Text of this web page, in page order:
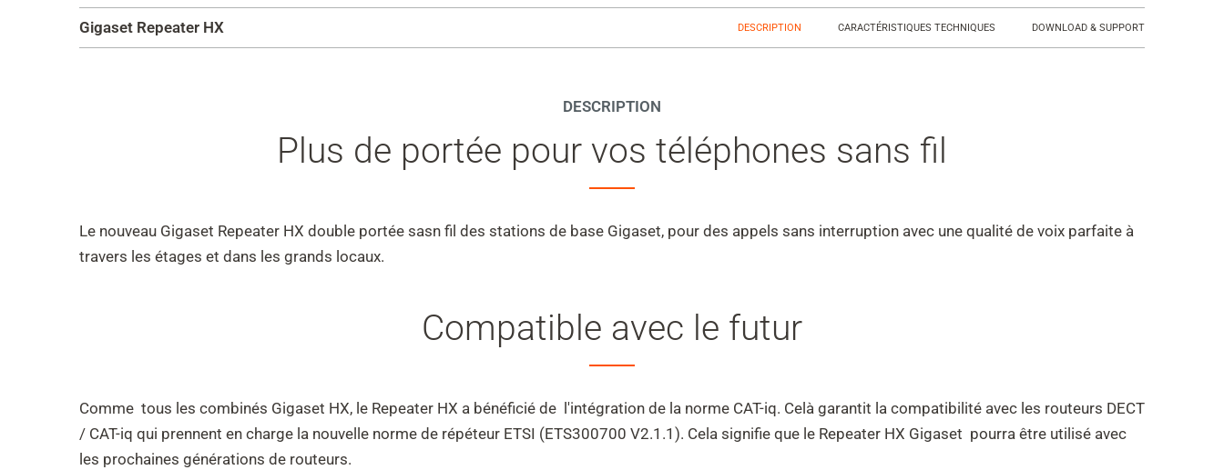
Gigaset Repeater HX DESCRIPTION CARACTÉRISTIQUES TECHNIQUES DOWNLOAD & SUPPORT
DESCRIPTION
Plus de portée pour vos téléphones sans fil
Le nouveau Gigaset Repeater HX double portée sasn fil des stations de base Gigaset, pour des appels sans interruption avec une qualité de voix parfaite à
travers les étages et dans les grands locaux.
Compatible avec le futur
Comme tous les combinés Gigaset HX, le Repeater HX a bénéficié de l'intégration de la norme CAT-iq. Celà garantit la compatibilité avec les routeurs DECT
/ CAT-iq qui prennent en charge la nouvelle norme de répéteur ETSI (ETS300700 V2.1.1). Cela signifie que le Repeater HX Gigaset pourra être utilisé avec
les prochaines générations de routeurs.